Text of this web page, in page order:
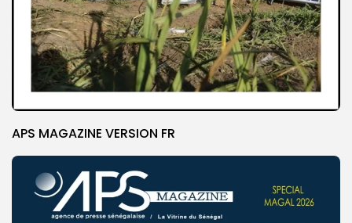
APS MAGAZINE VERSION FR